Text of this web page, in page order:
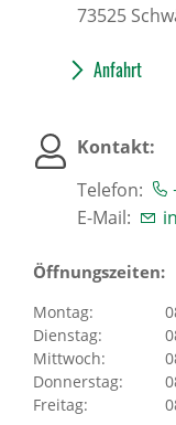
73525
Anfahrt
Öffnungszeiten:
Montag:
Dienstag:
Mittwoch:
Donnerstag:
Freitag:
Kontakt:
Telefon:
E-Mail: